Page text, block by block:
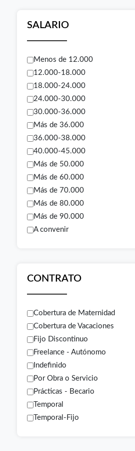
SALARIO
Menos de 12.000
12.000-18.000
18.000-24.000
24.000-30.000
30.000-36.000
Más de 36.000
36.000-38.000
40.000-45.000
Más de 50.000
Más de 60.000
Más de 70.000
Más de 80.000
Más de 90.000
A convenir
CONTRATO
Cobertura de Maternidad
Cobertura de Vacaciones
Fijo Discontinuo
Freelance - Autónomo
Indefinido
Por Obra o Servicio
Prácticas - Becario
Temporal
Temporal-Fijo